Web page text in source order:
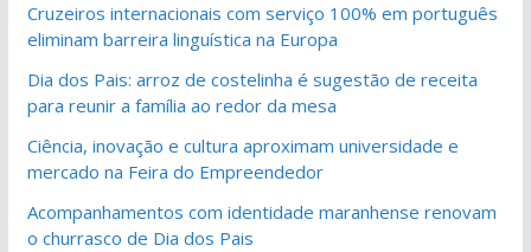
Cruzeiros internacionais com serviço 100% em português
eliminam barreira linguística na Europa
Dia dos Pais: arroz de costelinha é sugestão de receita
para reunir a família ao redor da mesa
Ciência, inovação e cultura aproximam universidade e
mercado na Feira do Empreendedor
Acompanhamentos com identidade maranhense renovam
o churrasco de Dia dos Pais